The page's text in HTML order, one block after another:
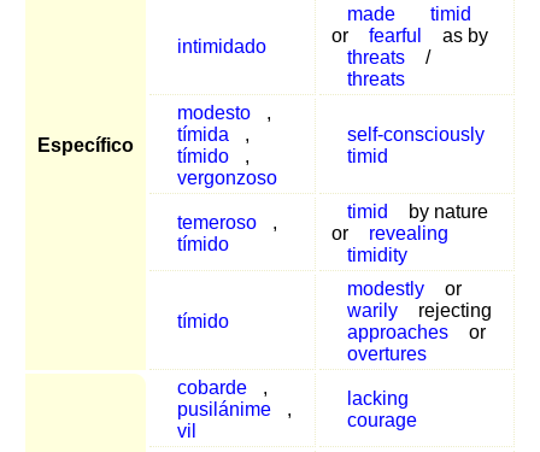
Específico
intimidado
made
timid
or
fearful
as by
threats
/
threats
modesto
,
tímida
,
tímido
,
vergonzoso
self-consciously
timid
temeroso
,
tímido
timid
by nature
or
revealing
timidity
tímido
modestly
or
warily
rejecting
approaches
or
overtures
cobarde
,
pusilánime
,
vil
lacking
courage